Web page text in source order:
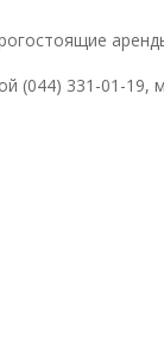
(044) 331-01-19,